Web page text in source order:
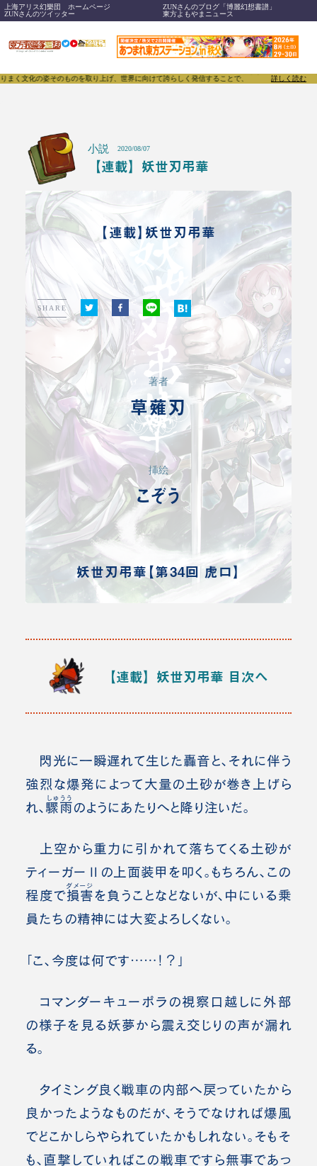
上海アリス幻樂団 ホームページ
ZUNさんのブログ「博麗幻想書譜」
ZUNさんのツイッター
東方よもやまニュース
のを取り上げ、世界に向けて誇らしく発信することで、東方Projectのみならず「同人文化」
詳しく読む
小説 2020/08/07
【連載】妖世刃弔華
【連載】妖世刃弔華
SHARE
著者
草薙刃
挿絵
こぞう
妖世刃弔華【第34回 虎口】
【連載】妖世刃弔華 目次へ
閃光に一瞬遅れて生じた轟音と、それに伴う
強烈な爆発によって大量の土砂が巻き上げら
れ、 驟雨
しゅうう
のようにあたりへと降り注いだ。
上空から重力に引かれて落ちてくる土砂が
ティーガーⅡの上面装甲を叩く。もちろん、この
程度で損害
ダメージ
を負うことなどないが、中にいる乗
員たちの精神には大変よろしくない。
「こ、今度は何です……！？」
コマンダーキューポラの視察口越しに外部
の様子を見る妖夢から震え交じりの声が漏れ
る。
タイミング良く戦車の内部へ戻っていたから
良かったようなものだが、そうでなければ爆風
でどこかしらやられていたかもしれない。そもそ
も、直撃していればこの戦車ですら無事であっ